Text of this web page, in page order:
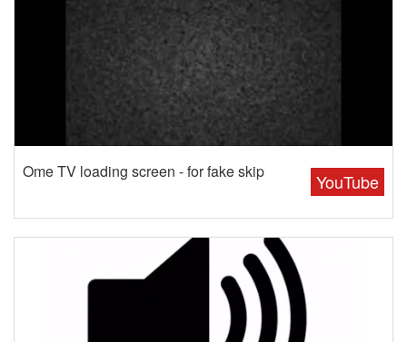
YouTube
Ome TV loading screen - for fake skip